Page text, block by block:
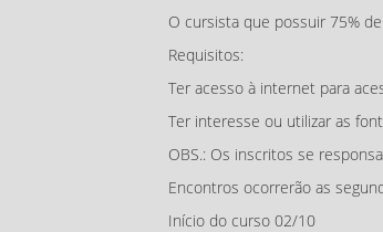
O cursista que possuir 75%
Requisitos:
Ter acesso à internet para
Ter interesse ou utilizar as
OBS.: Os inscritos se
Encontros ocorrerão as
Início do curso 02/10